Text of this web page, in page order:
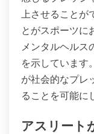
上させることが
とがスポーツに
メンタルヘルス
を示しています
が社会的なプレ
ることを可能に
アスリート